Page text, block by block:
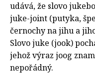
udává, že slovo
juke-joint (putyka,
černochy na jihu a
Slovo juke (jook)
jehož výraz joog
nepořádný.